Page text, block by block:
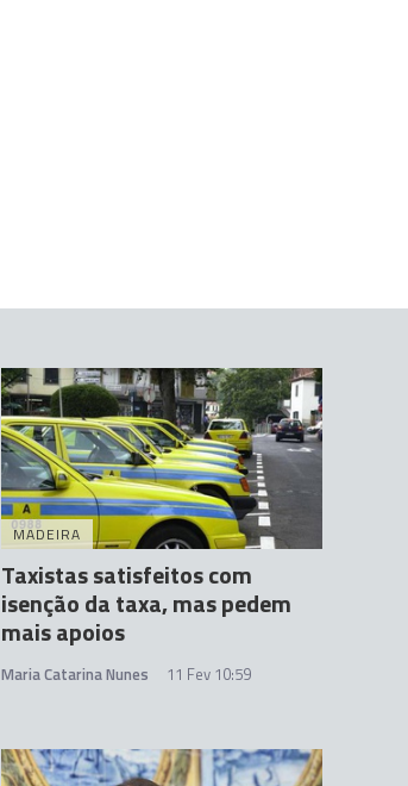
MADEIRA
Taxistas satisfeitos com
isenção da taxa, mas pedem
mais apoios
Maria Catarina Nunes 11 Fev 10:59